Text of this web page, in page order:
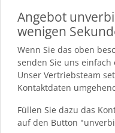
Angebot
wenigen
Wenn Sie das oben
senden Sie uns
Unser Vertriebsteam
Kontaktdaten
Füllen Sie dazu das
auf den Button